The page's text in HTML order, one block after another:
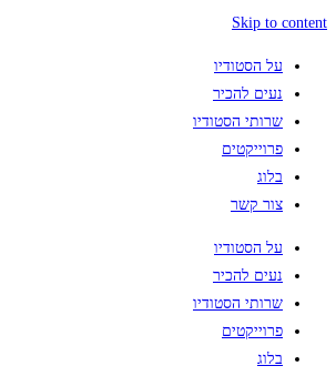
Skip to content
על הסטודיו
נעים להכיר
שרותי הסטודיו
פרוייקטים
בלוג
צור קשר
על הסטודיו
נעים להכיר
שרותי הסטודיו
פרוייקטים
בלוג